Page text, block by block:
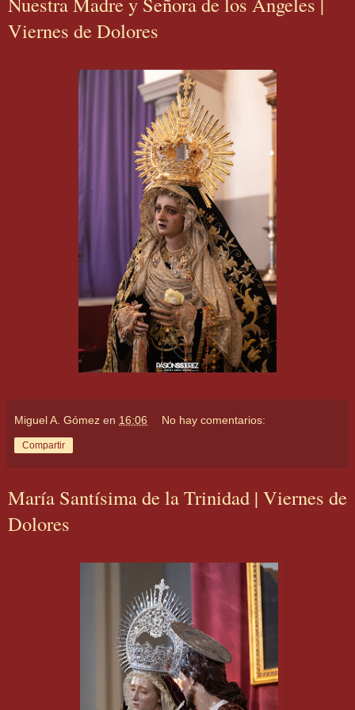
Viernes de Dolores
Miguel A. Gómez en 16:06 No hay comentarios:
Compartir
María Santísima de la Trinidad | Viernes de
Dolores